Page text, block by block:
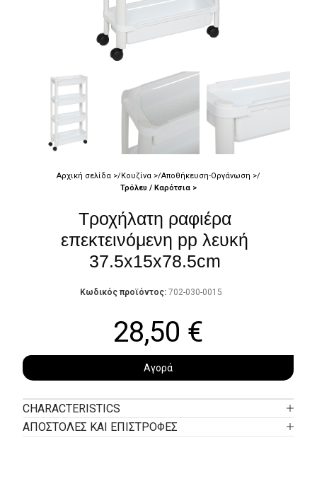
Αρχική σελίδα Κουζίνα
Αποθήκευση-Οργάνωση
Τρόλευ / Καρότσια
Τροχήλατη ραφιέρα
επεκτεινόμενη pp λευκή
37.5x15x78.5cm
Κωδικός προϊόντος: 702-030-0015
28,50 €
Αγορά
CHARACTERISTICS
ΑΠΟΣΤΟΛΕΣ ΚΑΙ ΕΠΙΣΤΡΟΦΕΣ